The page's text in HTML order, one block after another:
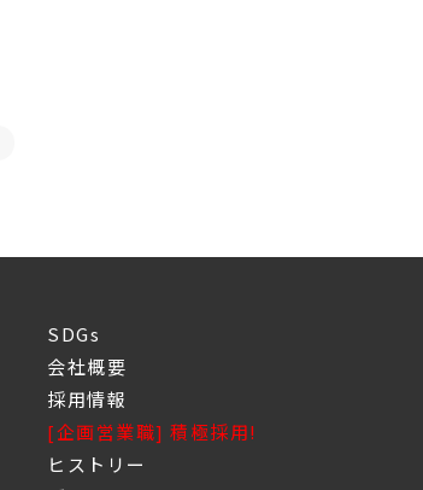
SDGs
会社概要
採用情報
[企画営業職] 積極採用!
ヒストリー